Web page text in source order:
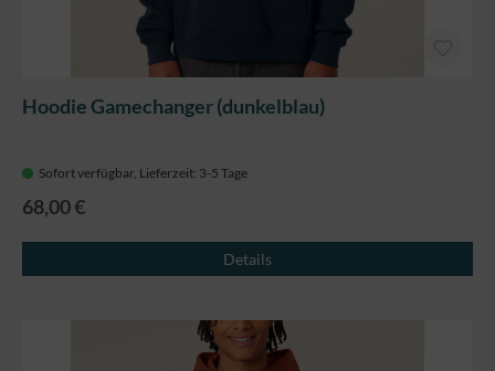
Hoodie Gamechanger (dunkelblau)
Sofort verfügbar, Lieferzeit: 3-5 Tage
68,00 €
Details